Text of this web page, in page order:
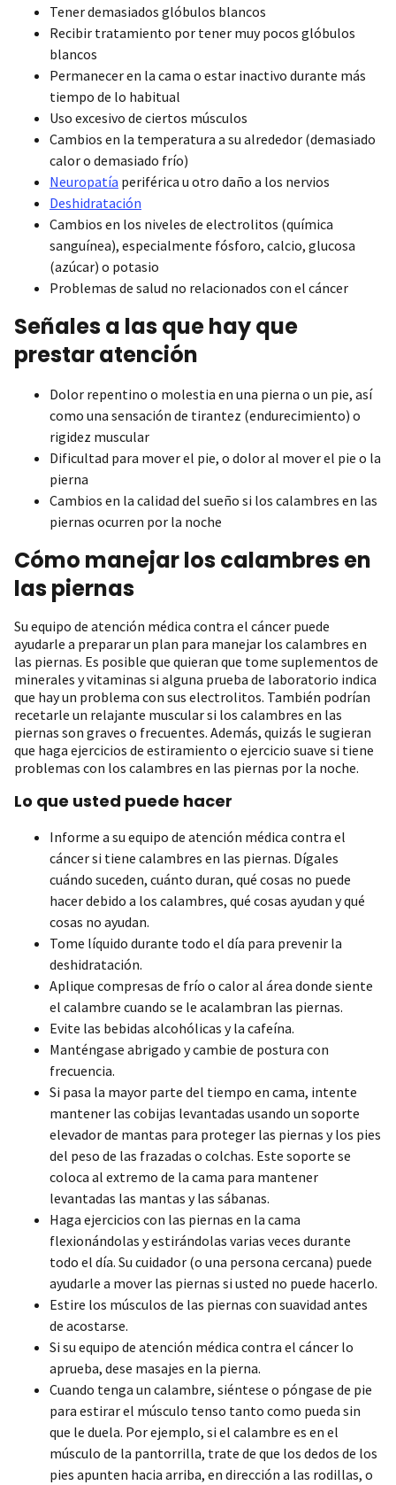
Tener demasiados glóbulos blancos
Recibir tratamiento por tener muy pocos glóbulos
blancos
Permanecer en la cama o estar inactivo durante más
tiempo de lo habitual
Uso excesivo de ciertos músculos
Cambios en la temperatura a su alrededor (demasiado
calor o demasiado frío)
Neuropatía periférica u otro daño a los nervios
Deshidratación
Cambios en los niveles de electrolitos (química
sanguínea), especialmente fósforo, calcio, glucosa
(azúcar) o potasio
Problemas de salud no relacionados con el cáncer
Señales a las que hay que
prestar atención
Dolor repentino o molestia en una pierna o un pie, así
como una sensación de tirantez (endurecimiento) o
rigidez muscular
Dificultad para mover el pie, o dolor al mover el pie o la
pierna
Cambios en la calidad del sueño si los calambres en las
piernas ocurren por la noche
Cómo manejar los calambres en
las piernas
Su equipo de atención médica contra el cáncer puede
ayudarle a preparar un plan para manejar los calambres en
las piernas. Es posible que quieran que tome suplementos de
minerales y vitaminas si alguna prueba de laboratorio indica
que hay un problema con sus electrolitos. También podrían
recetarle un relajante muscular si los calambres en las
piernas son graves o frecuentes. Además, quizás le sugieran
que haga ejercicios de estiramiento o ejercicio suave si tiene
problemas con los calambres en las piernas por la noche.
Lo que usted puede hacer
Informe a su equipo de atención médica contra el
cáncer si tiene calambres en las piernas. Dígales
cuándo suceden, cuánto duran, qué cosas no puede
hacer debido a los calambres, qué cosas ayudan y qué
cosas no ayudan.
Tome líquido durante todo el día para prevenir la
deshidratación.
Aplique compresas de frío o calor al área donde siente
el calambre cuando se le acalambran las piernas.
Evite las bebidas alcohólicas y la cafeína.
Manténgase abrigado y cambie de postura con
frecuencia.
Si pasa la mayor parte del tiempo en cama, intente
mantener las cobijas levantadas usando un soporte
elevador de mantas para proteger las piernas y los pies
del peso de las frazadas o colchas. Este soporte se
coloca al extremo de la cama para mantener
levantadas las mantas y las sábanas.
Haga ejercicios con las piernas en la cama
flexionándolas y estirándolas varias veces durante
todo el día. Su cuidador (o una persona cercana) puede
ayudarle a mover las piernas si usted no puede hacerlo.
Estire los músculos de las piernas con suavidad antes
de acostarse.
Si su equipo de atención médica contra el cáncer lo
aprueba, dese masajes en la pierna.
Cuando tenga un calambre, siéntese o póngase de pie
para estirar el músculo tenso tanto como pueda sin
que le duela. Por ejemplo, si el calambre es en el
músculo de la pantorrilla, trate de que los dedos de los
pies apunten hacia arriba, en dirección a las rodillas, o